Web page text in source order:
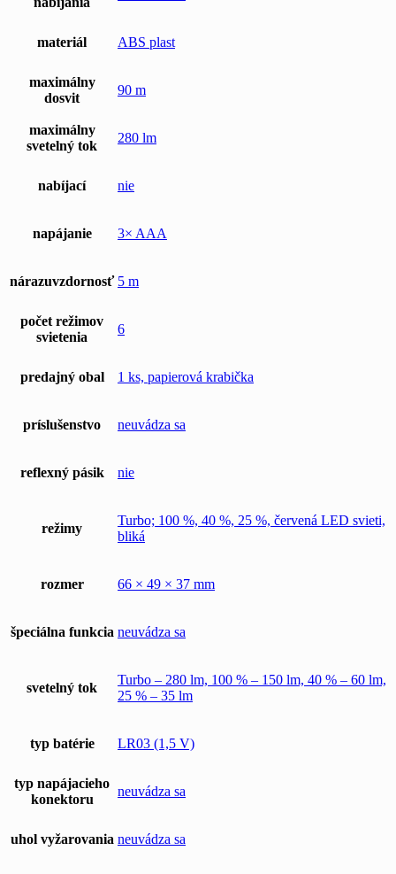
materiál ABS plast
maximálny
dosvit
90 m
maximálny
svetelný tok
280 lm
nabíjací nie
napájanie 3× AAA
nárazuvzdornosť 5 m
počet režimov
svietenia
6
predajný obal 1 ks, papierová krabička
príslušenstvo neuvádza sa
reflexný pásik nie
režimy
Turbo; 100 %, 40 %, 25 %, červená LED svieti,
bliká
rozmer 66 × 49 × 37 mm
špeciálna funkcia neuvádza sa
svetelný tok
Turbo – 280 lm, 100 % – 150 lm, 40 % – 60 lm,
25 % – 35 lm
typ batérie LR03 (1,5 V)
typ napájacieho
konektoru
neuvádza sa
uhol vyžarovania neuvádza sa